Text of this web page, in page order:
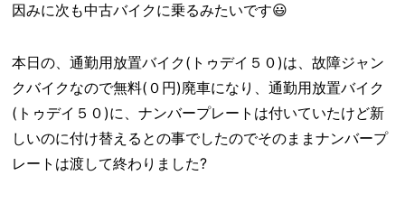
因みに次も中古バイクに乗るみたいです😃
本日の、通勤用放置バイク(トゥデイ５０)は、故障ジャン
クバイクなので無料(０円)廃車になり、通勤用放置バイク
(トゥデイ５０)に、ナンバープレートは付いていたけど新
しいのに付け替えるとの事でしたのでそのままナンバープ
レートは渡して終わりました?